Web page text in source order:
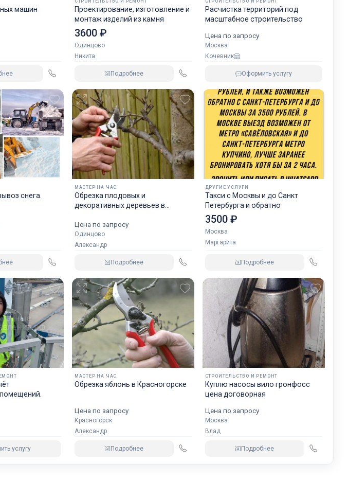
остекление квартир, окна
монтаж пластиковых окон, окна
остекление балконов,
веранд, остекление
машин
Проектирование, изготовление и
монтаж изделий из камня
3600 ₽
Одинцово
Никита
Подробнее
Расчистка территорий под
масштабное строительство
Цена по запросу
Москва
Кочевник
Оформить услугу
снега.
МАСТЕР НА ЧАС
Обрезка плодовых и
декоративных деревьев в
Цена по запросу
Одинцово
Александр
Подробнее
ДРУГИЕ УСЛУГИ
Такси с Москвы и до Санкт
Петербурга и обратно
3500 ₽
Москва
Маргарита
Подробнее
услугу
МАСТЕР НА ЧАС
Обрезка яблонь в Красногорске
Цена по запросу
Красногорск
Александр
Подробнее
СТРОИТЕЛЬСТВО И РЕМОНТ
Куплю насосы вило гронфосс
цена договорная
Цена по запросу
Москва
Влад
Подробнее